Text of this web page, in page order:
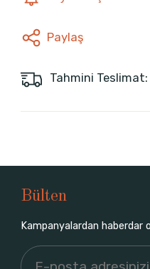
Paylaş
Tahmini
Bülten
Kampanyalardan haberdar